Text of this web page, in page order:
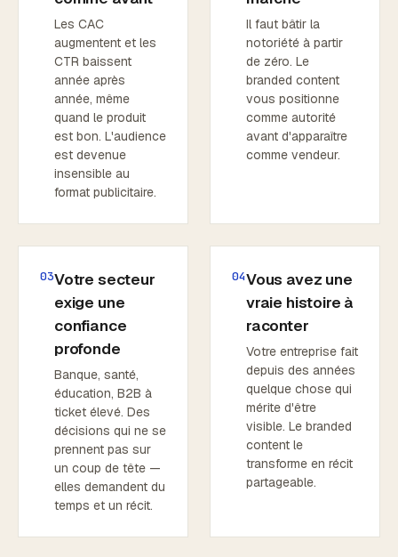
Les CAC
augmentent et les
CTR baissent
année après
année, même
quand le produit
est bon. L'audience
est devenue
insensible au
format publicitaire.
Il faut bâtir la
notoriété à partir
de zéro. Le
branded content
vous positionne
comme autorité
avant d'apparaître
comme vendeur.
03Votre secteur
exige une
confiance
profonde
Banque, santé,
éducation, B2B à
ticket élevé. Des
décisions qui ne se
prennent pas sur
un coup de tête —
elles demandent du
temps et un récit.
04Vous avez une
vraie histoire à
raconter
Votre entreprise fait
depuis des années
quelque chose qui
mérite d'être
visible. Le branded
content le
transforme en récit
partageable.